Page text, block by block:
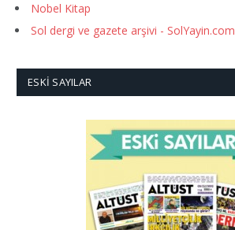
Nobel Kitap
Sol dergi ve gazete arşivi - SolYayin.com
ESKI SAYILAR